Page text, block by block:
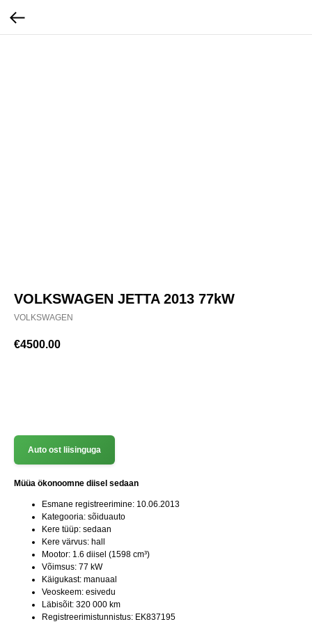
VOLKSWAGEN JETTA 2013 77kW
VOLKSWAGEN
€4500.00
Auto ost liisinguga
Müüa ökonoomne diisel sedaan
Esmane registreerimine: 10.06.2013
Kategooria: sõiduauto
Kere tüüp: sedaan
Kere värvus: hall
Mootor: 1.6 diisel (1598 cm³)
Võimsus: 77 kW
Käigukast: manuaal
Veoskeem: esivedu
Läbisõit: 320 000 km
Registreerimistunnistus: EK837195